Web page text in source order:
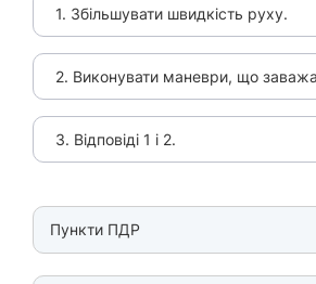
1. Збільшувати швидкість руху.
2. Виконувати маневри, що
3. Відповіді 1 і 2.
Пункти ПДР